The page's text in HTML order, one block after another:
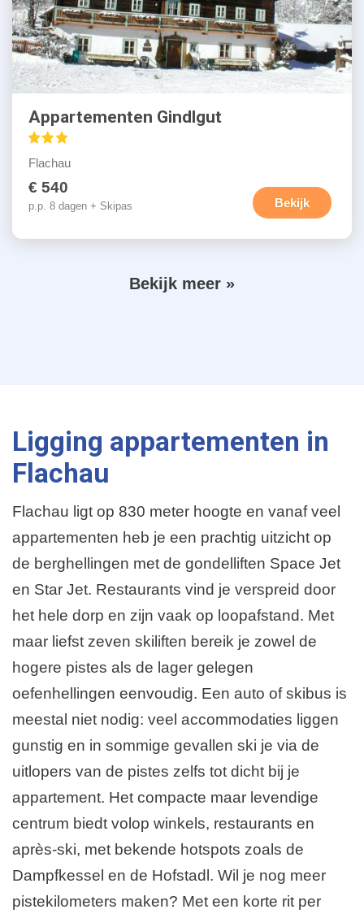
Appartementen Gindlgut
Flachau
€ 540
p.p. 8 dagen + Skipas Bekijk
n
g
V
d
e
a
g
n
a
Bekijk meer »
Ligging appartementen in
Flachau
Flachau ligt op 830 meter hoogte en vanaf veel
appartementen heb je een prachtig uitzicht op
de berghellingen met de gondelliften Space Jet
en Star Jet. Restaurants vind je verspreid door
het hele dorp en zijn vaak op loopafstand. Met
maar liefst zeven skiliften bereik je zowel de
hogere pistes als de lager gelegen
oefenhellingen eenvoudig. Een auto of skibus is
meestal niet nodig: veel accommodaties liggen
gunstig en in sommige gevallen ski je via de
uitlopers van de pistes zelfs tot dicht bij je
appartement. Het compacte maar levendige
centrum biedt volop winkels, restaurants en
après-ski, met bekende hotspots zoals de
Dampfkessel en de Hofstadl. Wil je nog meer
pistekilometers maken? Met een korte rit per